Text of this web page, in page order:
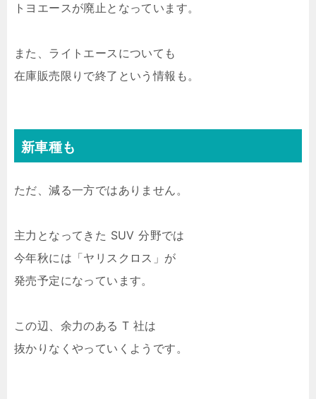
トヨエースが廃止となっています。
また、ライトエースについても
在庫販売限りで終了という情報も。
新車種も
ただ、減る一方ではありません。
主力となってきた SUV 分野では
今年秋には「ヤリスクロス」が
発売予定になっています。
この辺、余力のある T 社は
抜かりなくやっていくようです。